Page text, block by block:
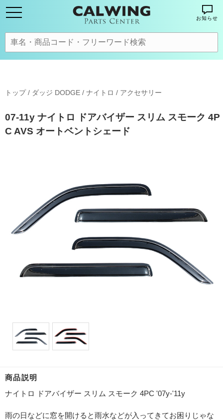
お知らせ
トップ/ ダッジ DODGE / ナイトロ / アクセサリー
07-11y ナイトロ ドアバイザー スリム スモーク 4P
C AVS オートベントシェード
商品説明
ナイトロ ドアバイザー スリム スモーク 4PC '07y-'11y
雨の日などに窓を開けると雨水などが入ってきてお困りじゃな